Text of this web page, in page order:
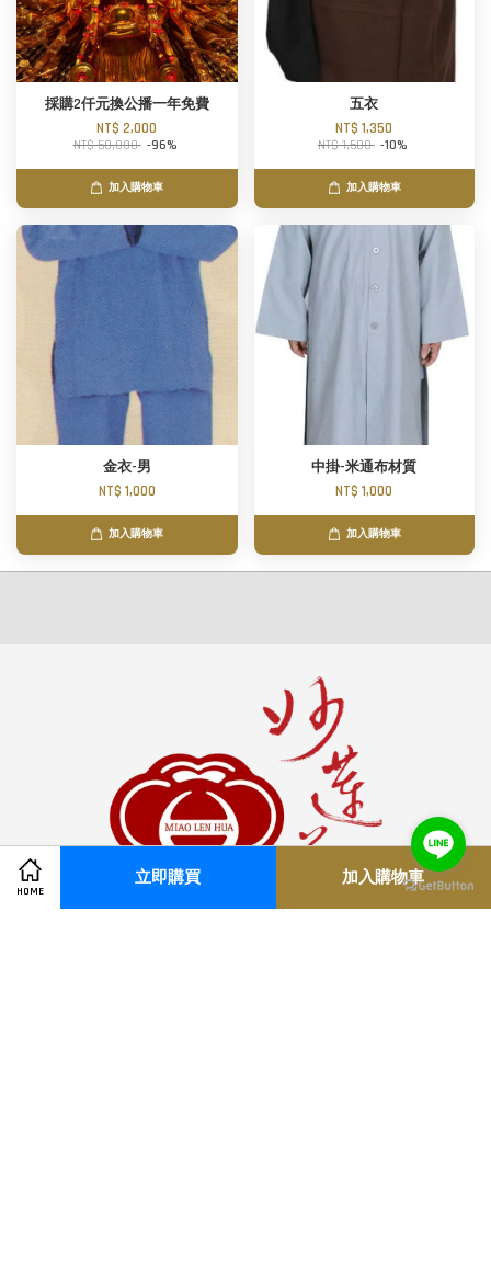
HOME
立即購買 加入購物車
採購2仟元換公播一年免費
NT$ 2,000
NT$ 50,000 -96%
加入購物車
五衣
NT$ 1,350
NT$ 1,500 -10%
加入購物車
金衣-男
NT$ 1,000
加入購物車
中掛-米通布材質
NT$ 1,000
加入購物車